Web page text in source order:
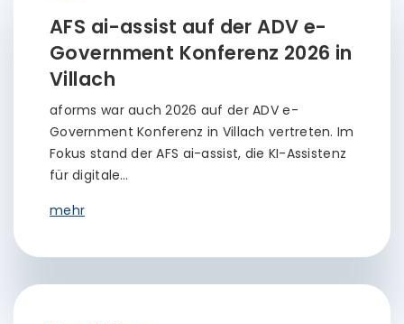
AFS ai-assist auf der ADV e-
Government Konferenz 2026 in
Villach
aforms war auch 2026 auf der ADV e-
Government Konferenz in Villach vertreten. Im
Fokus stand der AFS ai-assist, die KI-Assistenz
für digitale…
mehr